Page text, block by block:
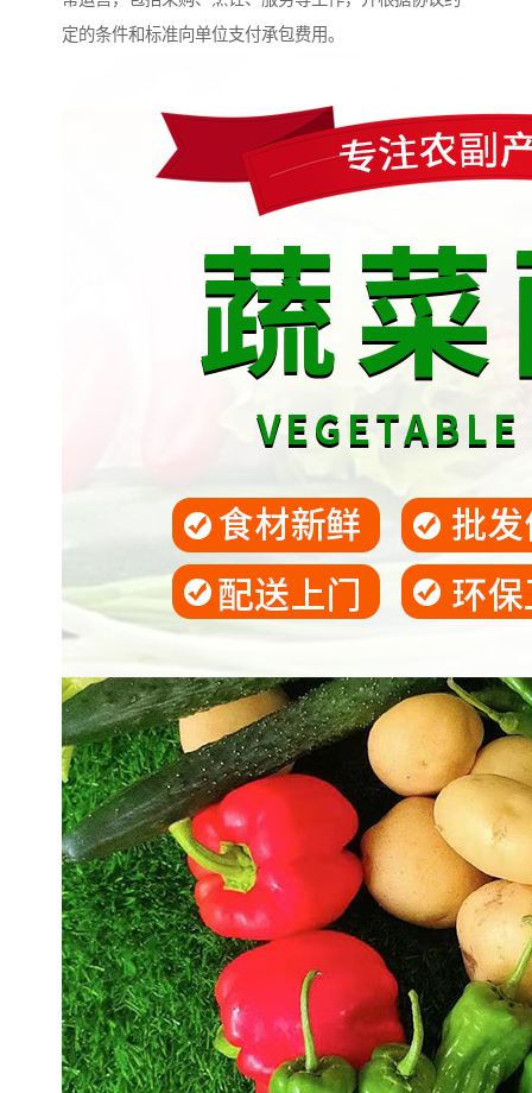
定的条件和标准向单位支付承包费用。